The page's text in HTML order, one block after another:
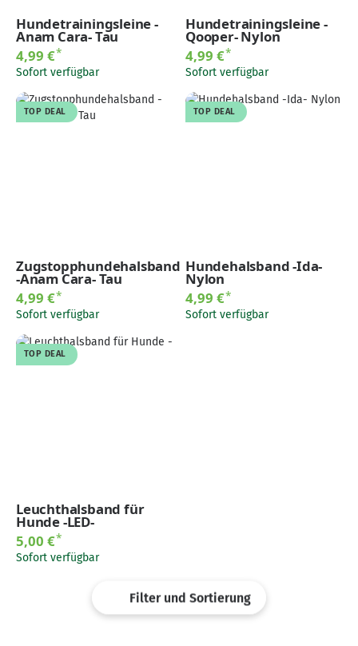
Filter und Sortierung
Hundetrainingsleine -
Anam Cara- Tau
4,99 €*
Sofort verfügbar
Hundetrainingsleine -
Qooper- Nylon
4,99 €*
Sofort verfügbar
TOP DEAL
Zugstopphundehalsband
-Anam Cara- Tau
4,99 €*
Sofort verfügbar
TOP DEAL
Hundehalsband -Ida-
Nylon
4,99 €*
Sofort verfügbar
TOP DEAL
Leuchthalsband für
Hunde -LED-
5,00 €*
Sofort verfügbar